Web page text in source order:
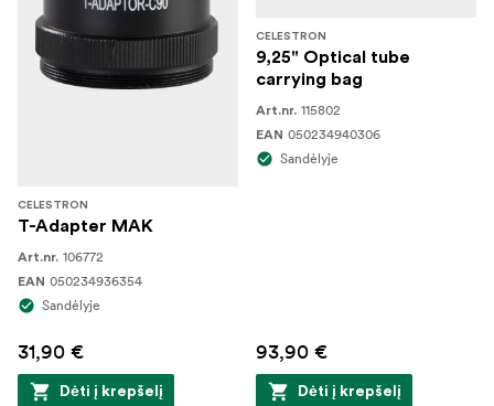
CELESTRON
T-Adapter MAK
Art.nr. 106772
EAN 050234936354
Sandėlyje
31,90 €
Dėti į krepšelį
CELESTRON
9,25" Optical tube
carrying bag
Art.nr. 115802
EAN 050234940306
Sandėlyje
93,90 €
Dėti į krepšelį